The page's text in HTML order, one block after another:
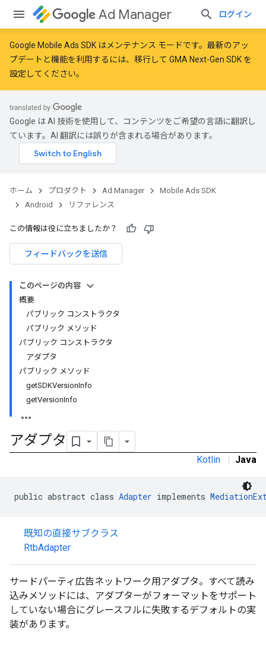
Ad Manager ログイン
Google Mobile Ads SDK はメンテナンス モードです。最新のアッ
プデートと機能を利用するには、 移行して GMA Next-Gen SDK を
設定 してください。
Google は AI 技術を使用して、コンテンツをご希望の言語に翻訳し
ています。AI 翻訳には誤りが含まれる場合があります。
ホーム プロダクト Ad Manager
Mobile Ads SDK
Android
リファレンス
この情報は役に立ちましたか？
フィードバックを送信
このページの内容
概要
パブリック コンストラクタ
パブリック メソッド
パブリック コンストラクタ
アダプタ
パブリック メソッド
getSDKVersionInfo
getVersionInfo
アダプタ
Kotlin | Java
public abstract class Adapter implements
既知の直接サブクラス
RtbAdapter
サードパーティ広告ネットワーク用アダプタ。すべて読み
込みメソッドには、アダプターがフォーマットをサポート
していない場合にグレースフルに失敗するデフォルトの実
装があります。